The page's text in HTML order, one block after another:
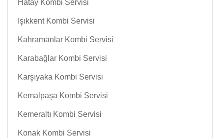
Hatay Kombi Servisi
Işıkkent Kombi Servisi
Kahramanlar Kombi Servisi
Karabağlar Kombi Servisi
Karşıyaka Kombi Servisi
Kemalpaşa Kombi Servisi
Kemeraltı Kombi Servisi
Konak Kombi Servisi